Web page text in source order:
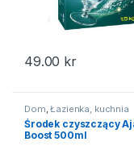
49.00 kr
Dom,Łazienka, kuchnia
Środek czyszczący
Boost 500ml